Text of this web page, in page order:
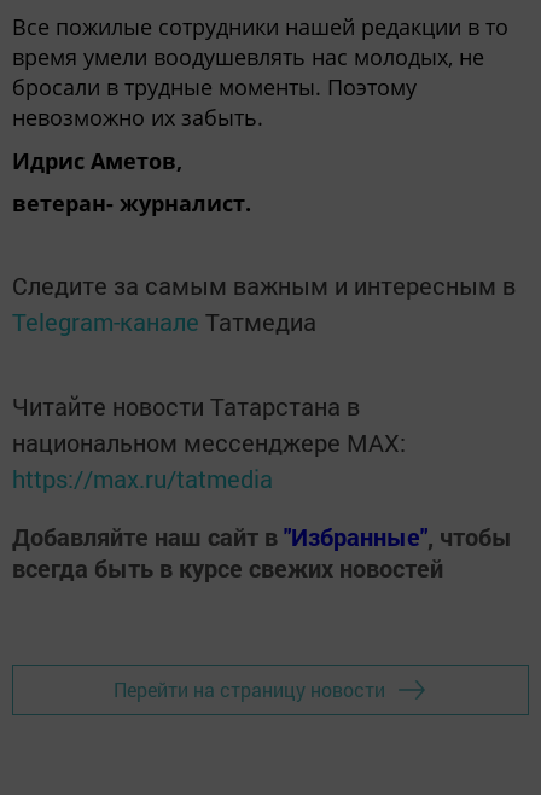
Все пожилые сотрудники нашей редакции в то
время умели воодушевлять нас молодых, не
бросали в трудные моменты. Поэтому
невозможно их забыть.
Идрис Аметов,
ветеран- журналист.
Следите за самым важным и интересным в
Telegram-канале Татмедиа
Читайте новости Татарстана в
национальном мессенджере MАХ:
https://max.ru/tatmedia
Добавляйте наш сайт в"Избранные", чтобы
всегда быть в курсе свежих новостей
Перейти на страницу новости